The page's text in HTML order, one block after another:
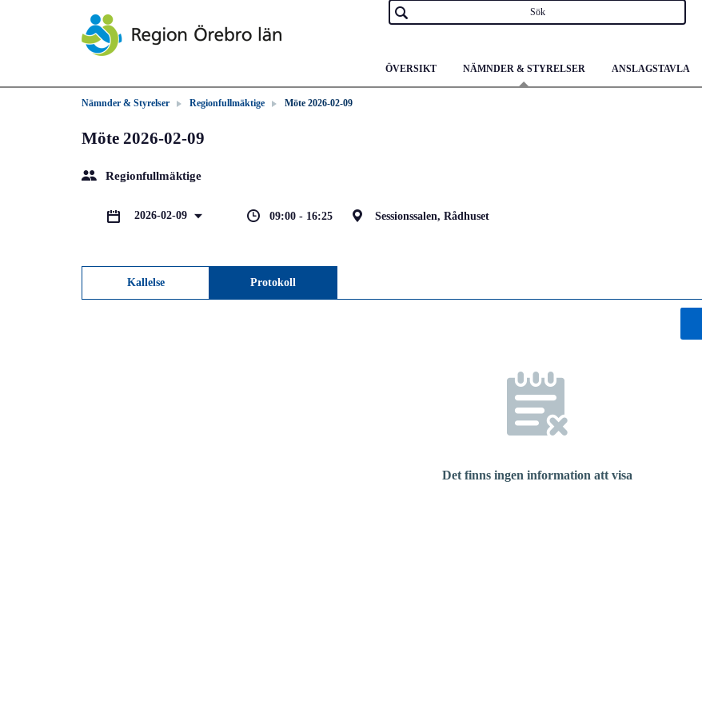
ÖVERSIKT NÄMNDER & STYRELSER ANSLAGSTAVLA
Nämnder & Styrelser Regionfullmäktige Möte 2026-02-09
Möte 2026-02-09
Regionfullmäktige
2026-02-09 09:00 - 16:25 Sessionssalen, Rådhuset
Kallelse Protokoll
Det finns ingen information att visa